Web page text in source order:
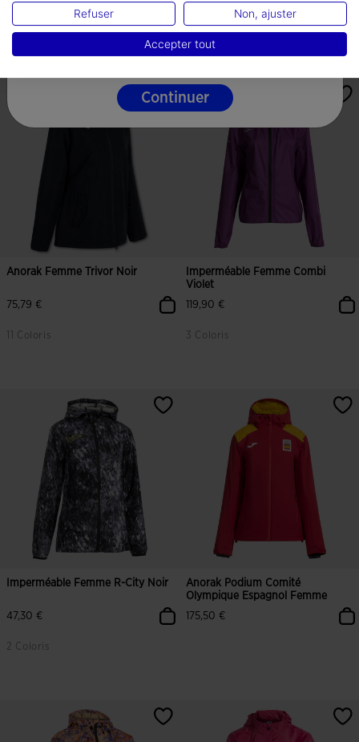
5 Coloris
4,3 sur 5 Évaluation du client
9 Coloris
4,3 sur 5 Évaluation du client
Anorak Femme Trivor Noir
75,79 €
11 Coloris
3,5 sur 5 Évaluation du client
Imperméable Femme Combi
Violet
119,90 €
3 Coloris
4,8 sur 5 Évaluation du client
Imperméable Femme R-City Noir
47,30 €
2 Coloris
3,9 sur 5 Évaluation du client
Anorak Podium Comité
Olympique Espagnol Femme
175,50 €
3,9 sur 5 Évaluation du client
Langue
Français
Continuer
Refuser Non, ajuster
Accepter tout